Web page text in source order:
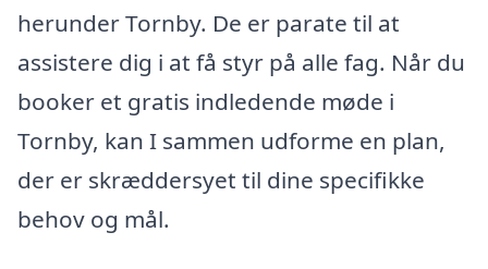
herunder Tornby. De er parate til at
assistere dig i at få styr på alle fag. Når du
booker et gratis indledende møde i
Tornby, kan I sammen udforme en plan,
der er skræddersyet til dine specifikke
behov og mål.